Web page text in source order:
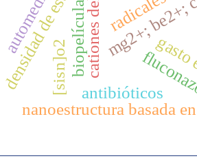
mg2+;
[sisn]o2
densidad de estados
antibióticos
nanoestructura basada
biopelículas